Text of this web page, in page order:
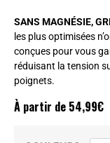
SANS MAGNÉSIE,
les plus optimisées
conçues pour vous
réduisant la tension
poignets.
À partir de 54,99€